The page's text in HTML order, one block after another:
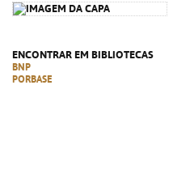
ENCONTRAR EM BIBLIOTECAS
BNP
PORBASE